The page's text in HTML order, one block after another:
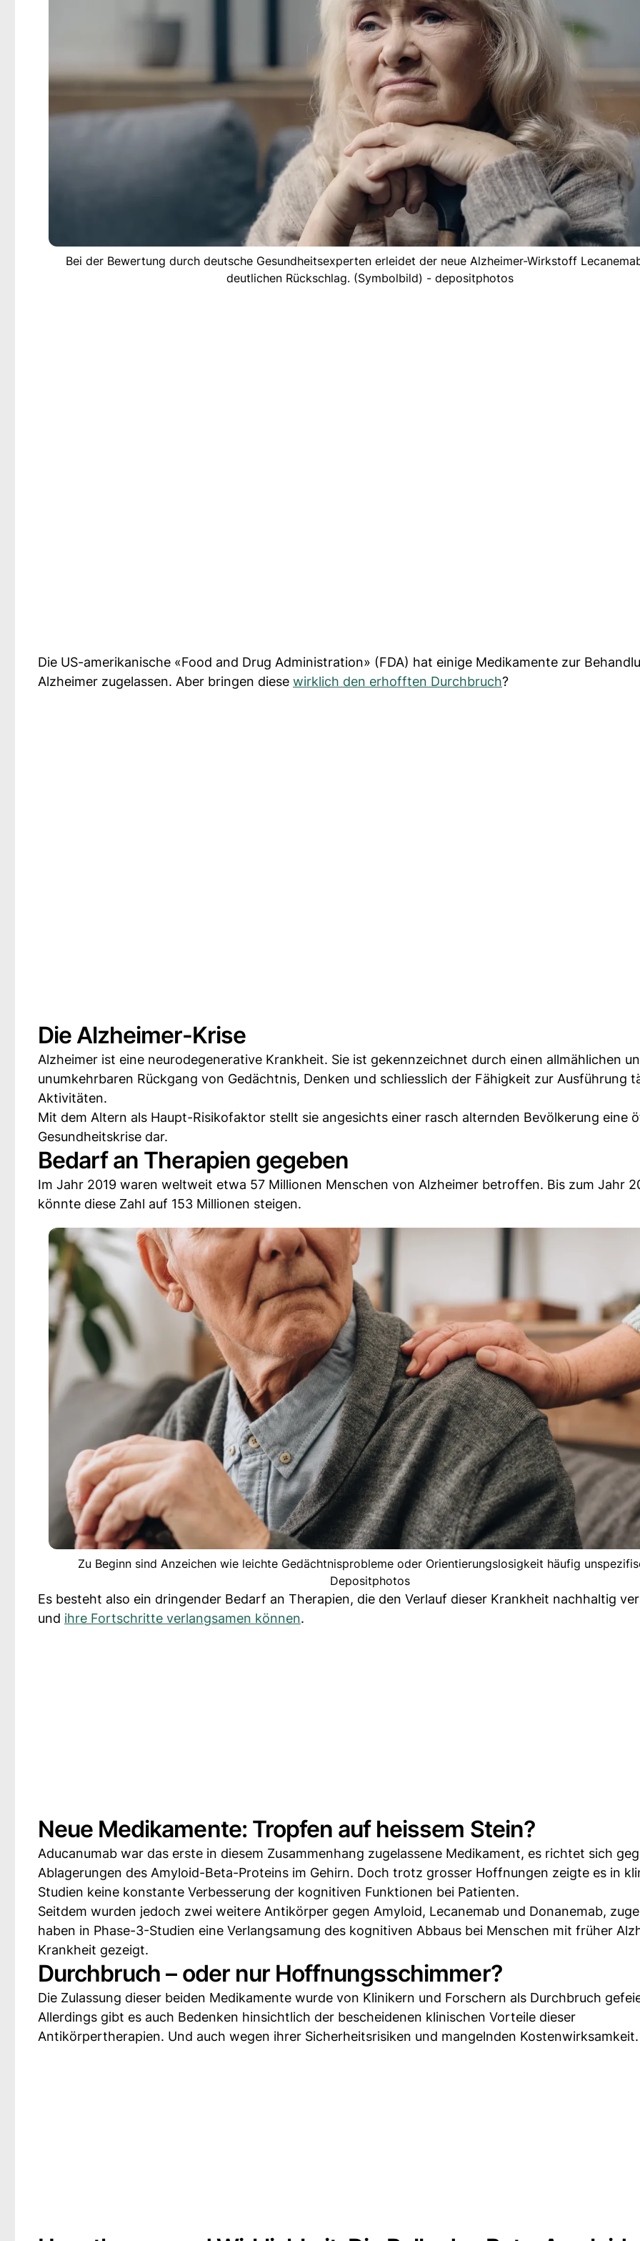
Bei der Bewertung durch deutsche Gesundheitsexperten erleidet der neue Alzheimer-Wirkstoff
deutlichen Rückschlag. (Symbolbild) - depositphotos
Die US-amerikanische «Food and Drug Administration» (FDA) hat einige Medikamente zur
Alzheimer zugelassen. Aber bringen diese wirklich den erhofften Durchbruch?
Die Alzheimer-Krise
Alzheimer ist eine neurodegenerative Krankheit. Sie ist gekennzeichnet durch einen allmählichen
unumkehrbaren Rückgang von Gedächtnis, Denken und schliesslich der Fähigkeit zur Ausführung
Aktivitäten.
Mit dem Altern als Haupt-Risikofaktor stellt sie angesichts einer rasch alternden Bevölkerung eine
Gesundheitskrise dar.
Bedarf an Therapien gegeben
Im Jahr 2019 waren weltweit etwa 57 Millionen Menschen von Alzheimer betroffen. Bis zum Jahr
könnte diese Zahl auf 153 Millionen steigen.
Zu Beginn sind Anzeichen wie leichte Gedächtnisprobleme oder Orientierungslosigkeit häufig
Depositphotos
Es besteht also ein dringender Bedarf an Therapien, die den Verlauf dieser Krankheit nachhaltig
und ihre Fortschritte verlangsamen können.
Neue Medikamente: Tropfen auf heissem Stein?
Aducanumab war das erste in diesem Zusammenhang zugelassene Medikament, es richtet sich
Ablagerungen des Amyloid-Beta-Proteins im Gehirn. Doch trotz grosser Hoffnungen zeigte es in
Studien keine konstante Verbesserung der kognitiven Funktionen bei Patienten.
Seitdem wurden jedoch zwei weitere Antikörper gegen Amyloid, Lecanemab und Donanemab,
haben in Phase-3-Studien eine Verlangsamung des kognitiven Abbaus bei Menschen mit früher
Krankheit gezeigt.
Durchbruch – oder nur Hoffnungsschimmer?
Die Zulassung dieser beiden Medikamente wurde von Klinikern und Forschern als Durchbruch
Allerdings gibt es auch Bedenken hinsichtlich der bescheidenen klinischen Vorteile dieser
Antikörpertherapien. Und auch wegen ihrer Sicherheitsrisiken und mangelnden Kostenwirksamkeit.